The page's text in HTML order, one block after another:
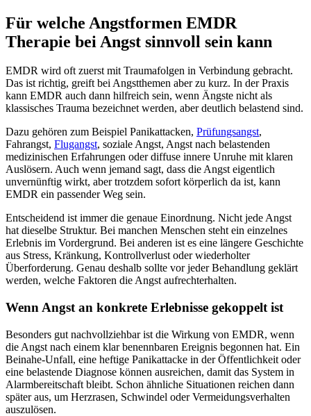
Für welche Angstformen EMDR
Therapie bei Angst sinnvoll sein kann
EMDR wird oft zuerst mit Traumafolgen in Verbindung gebracht.
Das ist richtig, greift bei Angstthemen aber zu kurz. In der Praxis
kann EMDR auch dann hilfreich sein, wenn Ängste nicht als
klassisches Trauma bezeichnet werden, aber deutlich belastend sind.
Dazu gehören zum Beispiel Panikattacken, Prüfungsangst,
Fahrangst, Flugangst, soziale Angst, Angst nach belastenden
medizinischen Erfahrungen oder diffuse innere Unruhe mit klaren
Auslösern. Auch wenn jemand sagt, dass die Angst eigentlich
unvernünftig wirkt, aber trotzdem sofort körperlich da ist, kann
EMDR ein passender Weg sein.
Entscheidend ist immer die genaue Einordnung. Nicht jede Angst
hat dieselbe Struktur. Bei manchen Menschen steht ein einzelnes
Erlebnis im Vordergrund. Bei anderen ist es eine längere Geschichte
aus Stress, Kränkung, Kontrollverlust oder wiederholter
Überforderung. Genau deshalb sollte vor jeder Behandlung geklärt
werden, welche Faktoren die Angst aufrechterhalten.
Wenn Angst an konkrete Erlebnisse gekoppelt ist
Besonders gut nachvollziehbar ist die Wirkung von EMDR, wenn
die Angst nach einem klar benennbaren Ereignis begonnen hat. Ein
Beinahe-Unfall, eine heftige Panikattacke in der Öffentlichkeit oder
eine belastende Diagnose können ausreichen, damit das System in
Alarmbereitschaft bleibt. Schon ähnliche Situationen reichen dann
später aus, um Herzrasen, Schwindel oder Vermeidungsverhalten
auszulösen.